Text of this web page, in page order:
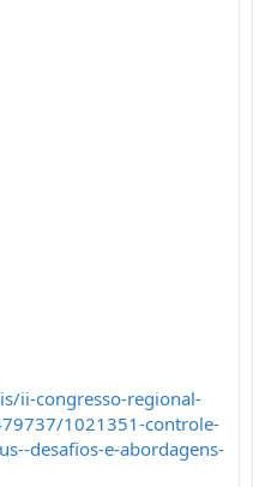
ii-congresso-regional-
1021351-controle-
desafios-e-abordagens-